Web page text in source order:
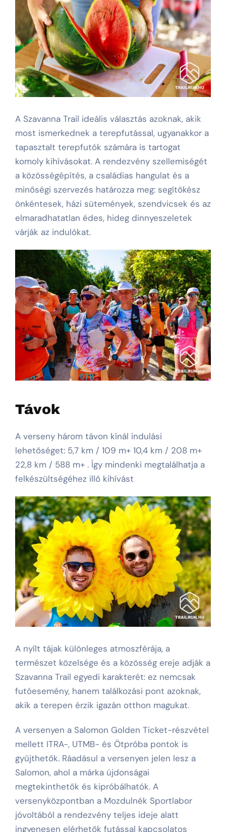
A Szavanna Trail ideális választás azoknak, akik
most ismerkednek a terepfutással, ugyanakkor a
tapasztalt terepfutók számára is tartogat
komoly kihívásokat. A rendezvény szellemiségét
a közösségépítés, a családias hangulat és a
minőségi szervezés határozza meg: segítőkész
önkéntesek, házi sütemények, szendvicsek és az
elmaradhatatlan édes, hideg dinnyeszeletek
várják az indulókat.
Távok
A verseny három távon kínál indulási
lehetőséget: 5,7 km / 109 m+ 10,4 km / 208 m+
22,8 km / 588 m+ . Így mindenki megtalálhatja a
felkészültségéhez illő kihívást
A nyílt tájak különleges atmoszférája, a
természet közelsége és a közösség ereje adják a
Szavanna Trail egyedi karakterét: ez nemcsak
futóesemény, hanem találkozási pont azoknak,
akik a terepen érzik igazán otthon magukat.
A versenyen a Salomon Golden Ticket-részvétel
mellett ITRA-, UTMB- és Ötpróba pontok is
gyűjthetők. Ráadásul a versenyen jelen lesz a
Salomon, ahol a márka újdonságai
megtekinthetők és kipróbálhatók. A
versenyközpontban a Mozdulnék Sportlabor
jóvoltából a rendezvény teljes ideje alatt
ingyenesen elérhetők futással kapcsolatos